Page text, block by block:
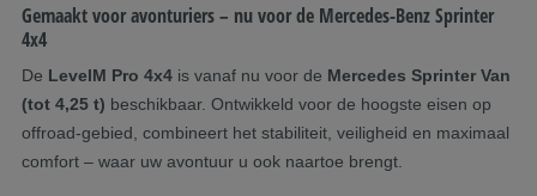
Gemaakt voor avonturiers – nu voor de Mercedes-Benz Sprinter
4x4
De LevelM Pro 4x4 is vanaf nu voor de Mercedes Sprinter Van
(tot 4,25 t) beschikbaar. Ontwikkeld voor de hoogste eisen op
offroad-gebied, combineert het stabiliteit, veiligheid en maximaal
comfort – waar uw avontuur u ook naartoe brengt.